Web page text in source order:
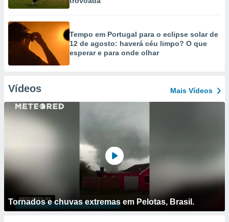
Tempo em Portugal para o eclipse solar de
12 de agosto: haverá céu limpo? O que
esperar e para onde olhar
Vídeos Mais Vídeos
Tornados e chuvas extremas em Pelotas, Brasil.